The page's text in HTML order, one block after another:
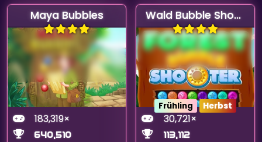
Maya Bubbles
183,319×
640,510
Wald Bubble Shooter
Frühling Herbst
30,721×
113,112